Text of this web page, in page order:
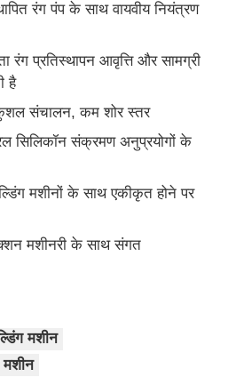
रंग पंप के साथ वायवीय नियंत्रण
रंग प्रतिस्थापन आवृत्ति और सामग्री
है
संचालन, कम शोर स्तर
सिलिकॉन संक्रमण अनुप्रयोगों के
मशीनों के साथ एकीकृत होने पर
मशीनरी के साथ संगत
मशीन